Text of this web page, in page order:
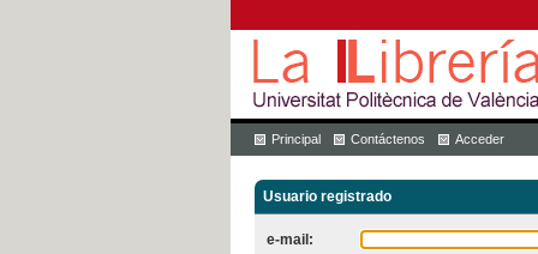
Principal Contáctenos Acceder
Usuario registrado
e-mail: